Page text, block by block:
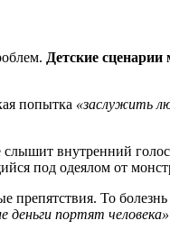
Детские
попытка «заслужить
слышит внутренний
под одеялом от
То
деньги портят человека»